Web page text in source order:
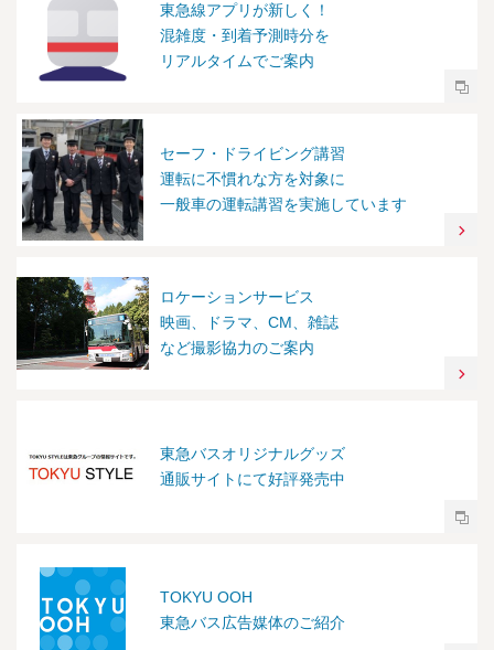
東急線アプリが新しく！
混雑度・到着予測時分を
リアルタイムでご案内
セーフ・ドライビング講習
運転に不慣れな方を対象に
一般車の運転講習を実施しています
ロケーションサービス
映画、ドラマ、CM、雑誌
など撮影協力のご案内
東急バスオリジナルグッズ
通販サイトにて好評発売中
TOKYU OOH
東急バス広告媒体のご紹介